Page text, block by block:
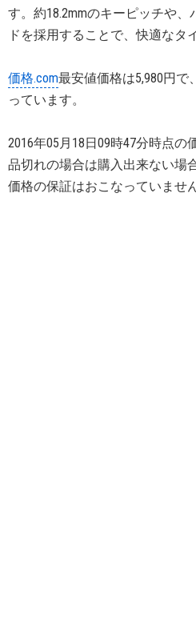
す。約18.2mmのキーピッチや
ドを採用することで、快適なタ
価格.com最安値価格は5,980円で
っています。
2016年05月18日09時47分時点の
品切れの場合は購入出来ない場
価格の保証はおこなっていません